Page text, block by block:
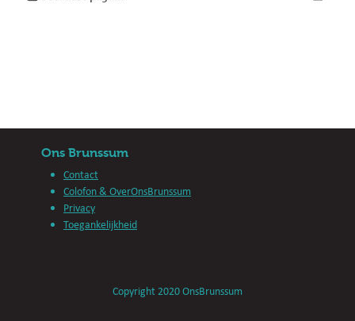
Ons Brunssum
Contact
Colofon & OverOnsBrunssum
Privacy
Toegankelijkheid
Copyright 2020 OnsBrunssum